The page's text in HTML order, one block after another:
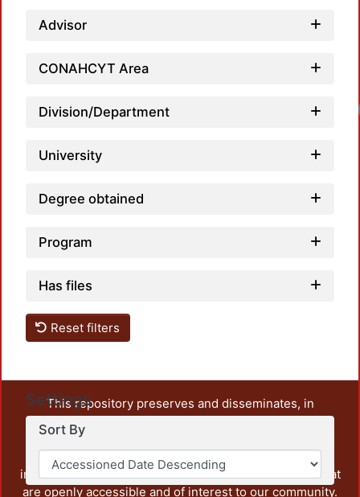
Advisor
CONAHCYT Area
Division/Department
University
Degree obtained
Program
Has files
Reset filters
Settings
Sort By
This repository preserves and disseminates, in
unrestricted open access, the teaching and research
output of UAM Azcapotzalco. It also includes some
administrative and graphic documents from the
institution, as well as content from other institutions that
are openly accessible and of interest to our community.